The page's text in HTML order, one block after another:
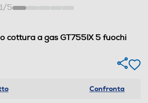
1/5
cottura a gas GT755IX 5 fuochi
Confronta